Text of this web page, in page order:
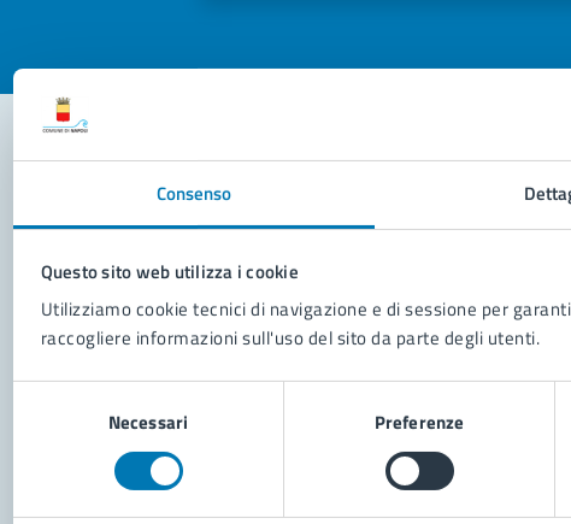
Consenso
Questo sito web utilizza i cookie
Utilizziamo cookie tecnici di navigazione e di sessione per
raccogliere informazioni sull'uso del sito da parte degli utenti.
Necessari Preferenze
Richiedi assistenza
Prenota appuntamento
Problemi in città
Segnala disservizio